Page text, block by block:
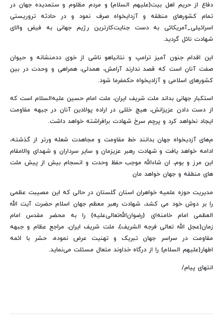
دفاع از حریم اهل بیت(علیهم السلام) و مردم مظلوم و ستمدیده جهان در
تمام کشورهای منطقه و آزدایخواه صرف نمود و در حادثه تروریستی
اسرائیلی_آمریکائی به دست جنایت‌کارترین رژیم جهانی به فیض والای
شهادت نائل گردید.
این اقدام جنون آمیز ترامپ و نتانیاهو ناشی از خوی ددمنشانه و حیوان
صفت آنان است که قصد ندارند آرامش، همدلی، همراهی و وحدت در بین
کشورهای اسلامی و آزادیخواه حکمفرما شود.
استکبار جهانی بداند ملت شریف ایران، ملت امام حسین علیه‌السلام است که
از دست دادن عزیزانش، هیچ خللی در اراده پولادین آنان در جبهه مقاومت
ایجاد نخواهد کرد و پرچم سرخ شهادت برافراشته خواهد داشت.
م‌های آزدیخواه جهان بدانند خط مقاومت و مجاهدت شعله ورتر از گذشته،
ادامه خواهد یافت و شهادت رهبر عزیزمان و سایر سرداران و شهدای والامقام
این مرز و بوم، ان شاءالله موجب حفظ وحدت و انسجام بیش از پیش ملت
های منطقه و جهان خواهد مان
مدیریت حوزه علمیه خواهران استان گلستان در حالی که این مصیبت عظمی
را بر دوش خود می کشد، شهادت رهبر معظم جهان اسلام حضرت آیت الله
العظمی امام خامنه‌ای (رضوان‌الله‌تعالی‌علیه) را به محضر مقدس امام
زمان(عجل الله تعالی فرجه الشریف)، ملت شریف ایران، مراجع عظام و جبهه
مقاومت در سراسر جهان تبریک و تهنیت عرض نموده، حشر با ائمه
اطهار(علیهم السلام) را از درگاه خداوند متعال مسئلت می‌نماید.
انتهای پیام/